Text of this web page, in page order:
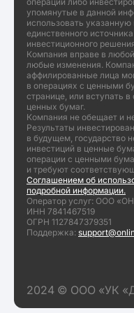
упомянутые в данной
использовать
единственного
инвестиционного
Компания вправе в
любые изменения.
аффилированные лица
в операциях с ценными
странице, или вступать
ценных бумаг.
Компания не обещает и
Результаты
в будущем, государство
инвестиций в ценные
операции с ценными
и требуют
Соглашением об
подробной информации.
Оператор услуг: ООО
ИНН 7841467519
ОГРН 1127847379351
Поддержка:
2024 © ООО «УК